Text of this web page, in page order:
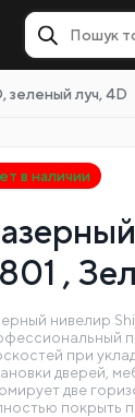
зеленый луч, 4D
в наличии
,
нивелир
при
дверей,
две
покрыть